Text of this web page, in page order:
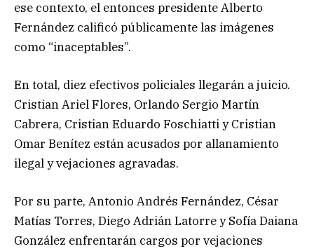
ese contexto, el entonces presidente Alberto
Fernández calificó públicamente las imágenes
como “inaceptables”.
En total, diez efectivos policiales llegarán a juicio.
Cristian Ariel Flores, Orlando Sergio Martín
Cabrera, Cristian Eduardo Foschiatti y Cristian
Omar Benítez están acusados por allanamiento
ilegal y vejaciones agravadas.
Por su parte, Antonio Andrés Fernández, César
Matías Torres, Diego Adrián Latorre y Sofía Daiana
González enfrentarán cargos por vejaciones